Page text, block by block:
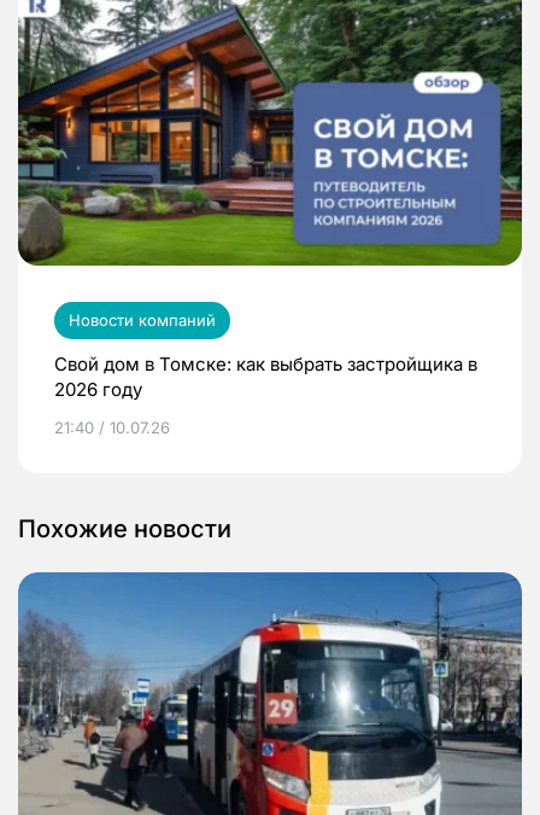
Новости компаний
Свой дом в Томске: как выбрать застройщика в
2026 году
21:40 / 10.07.26
Похожие новости